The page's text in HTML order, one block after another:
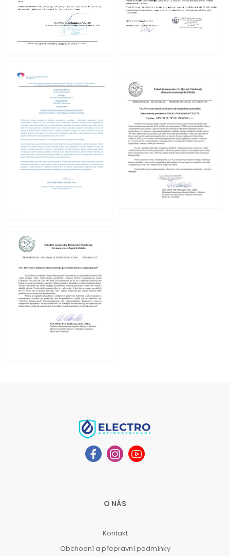
O NÁS
Kontakt
Obchodní a přepravní podmínky